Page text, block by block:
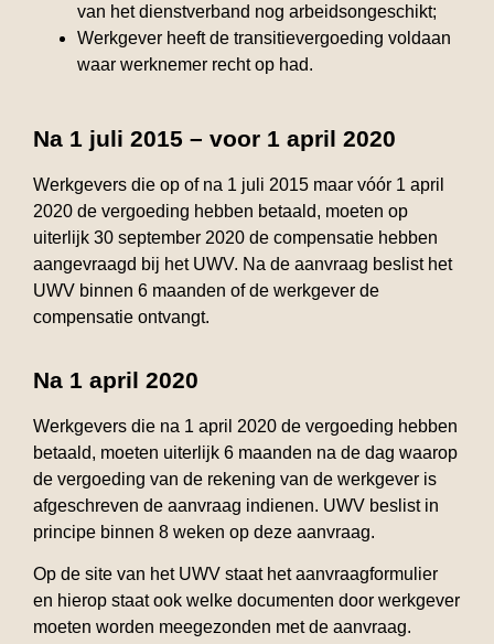
van het dienstverband nog arbeidsongeschikt;
Werkgever heeft de transitievergoeding voldaan
waar werknemer recht op had.
Na 1 juli 2015 – voor 1 april 2020
Werkgevers die op of na 1 juli 2015 maar vóór 1 april
2020 de vergoeding hebben betaald, moeten op
uiterlijk 30 september 2020 de compensatie hebben
aangevraagd bij het UWV. Na de aanvraag beslist het
UWV binnen 6 maanden of de werkgever de
compensatie ontvangt.
Na 1 april 2020
Werkgevers die na 1 april 2020 de vergoeding hebben
betaald, moeten uiterlijk 6 maanden na de dag waarop
de vergoeding van de rekening van de werkgever is
afgeschreven de aanvraag indienen. UWV beslist in
principe binnen 8 weken op deze aanvraag.
Op de site van het UWV staat het aanvraagformulier
en hierop staat ook welke documenten door werkgever
moeten worden meegezonden met de aanvraag.